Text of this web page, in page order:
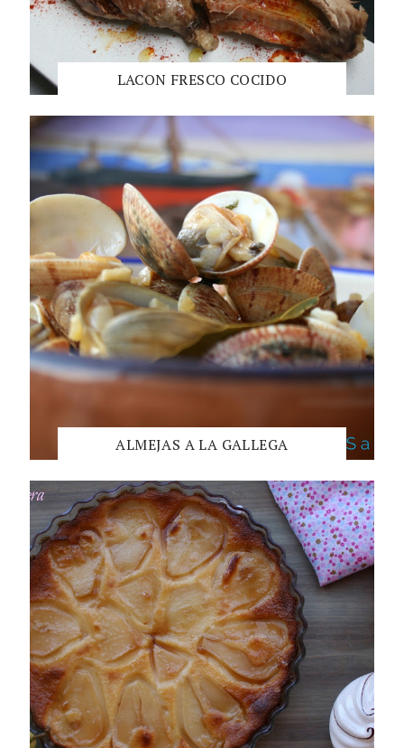
LACON FRESCO COCIDO
ALMEJAS A LA GALLEGA